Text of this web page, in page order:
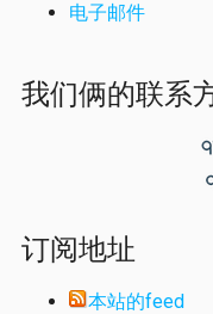
电子邮件
我们俩的联系
订阅地址
本站的feed